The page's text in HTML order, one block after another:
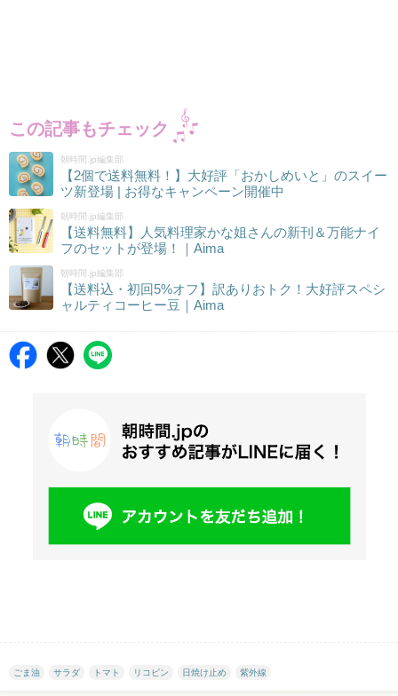
この記事もチェック
朝時間.jp編集部
【2個で送料無料！】大好評「おかしめいと」のスイー
ツ新登場 | お得なキャンペーン開催中
朝時間.jp編集部
【送料無料】人気料理家かな姐さんの新刊＆万能ナイ
フのセットが登場！｜Aima
朝時間.jp編集部
【送料込・初回5%オフ】訳ありおトク！大好評スペシ
ャルティコーヒー豆｜Aima
ごま油 サラダ トマト リコピン 日焼け止め 紫外線